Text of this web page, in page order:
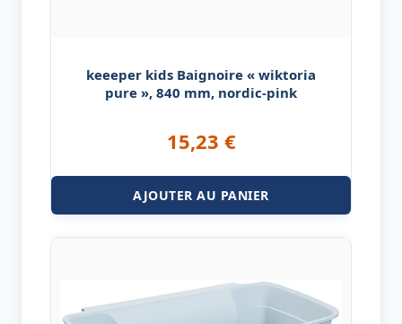
keeeper kids Baignoire « wiktoria
pure », 840 mm, nordic-pink
15,23 €
AJOUTER AU PANIER